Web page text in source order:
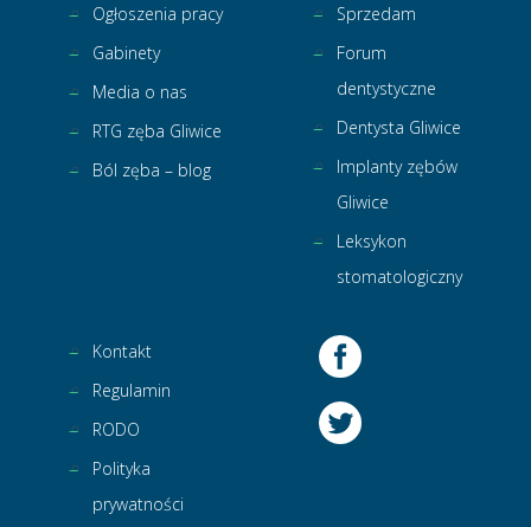
Ogłoszenia pracy
Gabinety
Media o nas
RTG zęba Gliwice
Ból zęba – blog
Sprzedam
Forum
dentystyczne
Dentysta Gliwice
Implanty zębów
Gliwice
Leksykon
stomatologiczny
Kontakt
Regulamin
RODO
Polityka
prywatności